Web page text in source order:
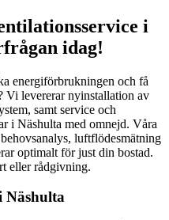
i
idag!
energiförbrukningen och få
Vi levererar nyinstallation av
samt service och
i Näshulta med omnejd. Våra
luftflödesmätning
optimalt för just din bostad.
eller rådgivning.
Näshulta